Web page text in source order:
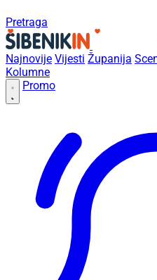
Pretraga
Najnovije Vijesti Županija
Kolumne
Promo